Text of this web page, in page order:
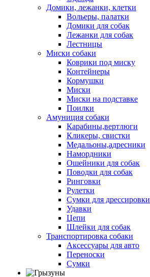
Домики, лежанки, клетки
Вольеры, палатки
Домики для собак
Лежанки для собак
Лестницы
Миски собаки
Коврики под миску
Контейнеры
Кормушки
Миски
Миски на подставке
Поилки
Амуниция собаки
Карабины,вертлюги
Кликеры, свистки
Медальоны,адресники
Намордники
Ошейники для собак
Поводки для собак
Ринговки
Рулетки
Сумки для дрессировки
Удавки
Цепи
Шлейки для собак
Транспортировка собаки
Аксессуары для авто
Переноски
Сумки